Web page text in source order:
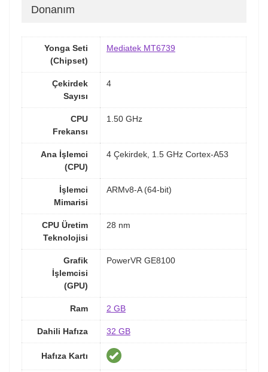
Donanım
Yonga Seti
(Chipset)
Mediatek MT6739
Çekirdek
Sayısı
4
CPU
Frekansı
1.50 GHz
Ana İşlemci
(CPU)
4 Çekirdek, 1.5 GHz Cortex-A53
İşlemci
Mimarisi
ARMv8-A (64-bit)
CPU Üretim
Teknolojisi
28 nm
Grafik
İşlemcisi
(GPU)
PowerVR GE8100
Ram 2 GB
Dahili Hafıza 32 GB
Hafıza Kartı